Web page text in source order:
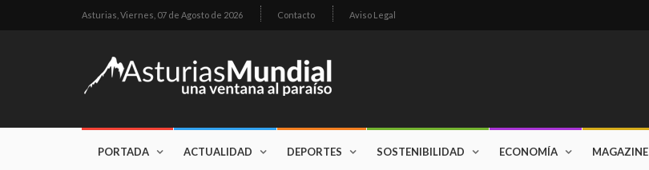
Asturias, Viernes, 07 de Agosto de 2026 Contacto Aviso Legal
PORTADA ACTUALIDAD DEPORTES SOSTENIBILIDAD ECONOMÍA MAGAZINE